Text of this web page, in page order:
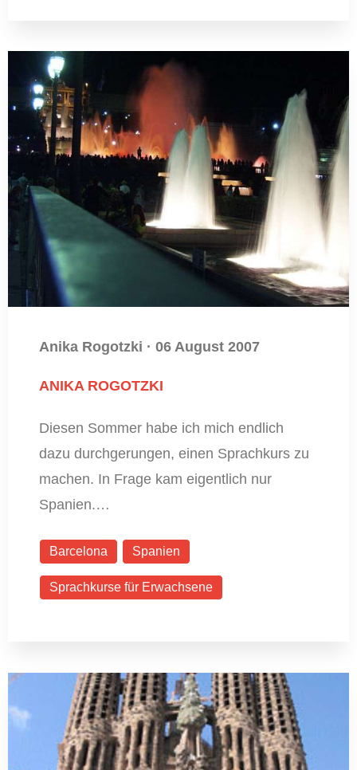
Anika Rogotzki · 06 August 2007
ANIKA ROGOTZKI
Diesen Sommer habe ich mich endlich
dazu durchgerungen, einen Sprachkurs zu
machen. In Frage kam eigentlich nur
Spanien.…
Barcelona Spanien
Sprachkurse für Erwachsene